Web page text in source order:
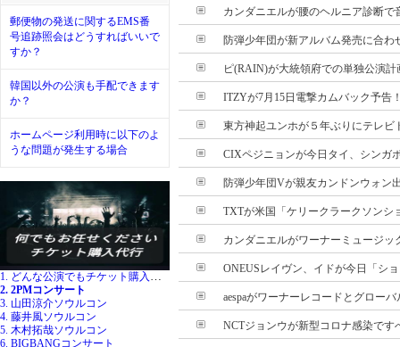
郵便物の発送に関するEMS番
号追跡照会はどうすればいいで
すか？
韓国以外の公演も手配できます
か？
ホームページ利用時に以下のよ
うな問題が発生する場合
1. どんな公演でもチケット購入代行
2. 2PMコンサート
3. 山田涼介ソウルコン
4. 藤井風ソウルコン
5. 木村拓哉ソウルコン
6. BIGBANGコンサート
カンダニエルが腰のヘルニア診断で
防弾少年団が新アルバム発売に合わ
ピ(RAIN)が大統領府での単独公演計
ITZYが7月15日電撃カムバック予告
東方神起ユンホが５年ぶりにテレビ
CIXペジニョンが今日タイ、シンガ
防弾少年団Vが親友カンドンウォン
TXTが米国「ケリークラークソンシ
カンダニエルがワーナーミュージッ
ONEUSレイヴン、イドが今日「シ
aespaがワーナーレコードとグロー
NCTジョンウが新型コロナ感染です